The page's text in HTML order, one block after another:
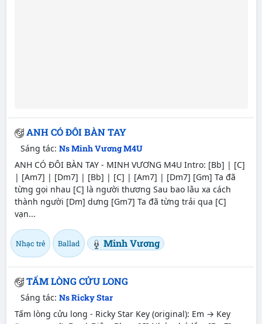
ANH CÓ ĐÔI BÀN TAY
Sáng tác: Ns Minh Vương M4U
ANH CÓ ĐÔI BÀN TAY - MINH VƯƠNG M4U Intro: [Bb] | [C]
| [Am7] | [Dm7] | [Bb] | [C] | [Am7] | [Dm7] [Gm] Ta đã
từng gọi nhau [C] là người thương Sau bao lâu xa cách
thành người [Dm] dưng [Gm7] Ta đã từng trải qua [C]
vạn...
Nhạc trẻ Ballad Minh Vương
TẤM LÒNG CỬU LONG
Sáng tác: Ns Ricky Star
Tấm lòng cửu long - Ricky Star Key (original): Em → Key